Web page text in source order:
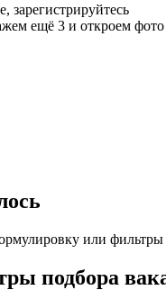
зарегистрируйтесь
ещё 3 и откроем фото
или фильтры
подбора